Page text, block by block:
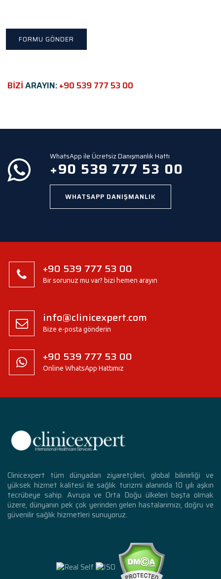
h
s
e
l
p
BİZİARAYIN:+90 539 777 53 00
WhatsApp ile Ücretsiz Danışmanlık Hattı
+90 539 777 53 00
WHATSAPP DANIŞMANLIK
+90 539 777 53 00
Bir sorunuz mu var? bizi hemen arayın
info@clinicexpert.com
Bize e-posta gönderin
+90 539 777 53 00
Online WhatsApp Hattımız
Clinicexpert tüm dünyadan ziyaretçileri, global bilinirliği ve
yüksek hizmet kalitesi ile sağlık turizmi alanında 10 yılı aşkın
tecrübeye sahip. Avrupa ve Orta Doğu ülkeleri başta olmak
üzere, dünyanın pek çok yerinden gelen hastalarımızı, doğru ve
güvenilir sağlık hizmetleri sunuyoruz.